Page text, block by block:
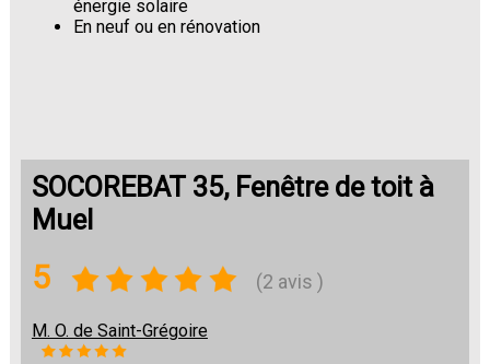
énergie solaire
En neuf ou en rénovation
SOCOREBAT 35, Fenêtre de toit à
Muel
5 (2 avis )
M. O. de Saint-Grégoire